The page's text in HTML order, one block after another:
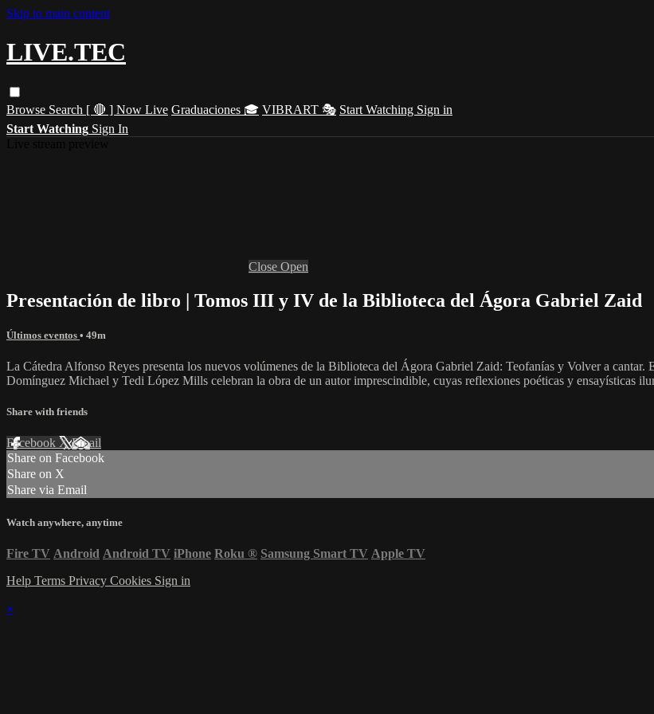
Skip to main content
LIVE.TEC
Browse Search [ 🔴 ] Now Live Graduaciones 🎓 VIBRART 🎭 Start Watching Sign in
Start Watching Sign In
Close Open
Presentación de libro | Tomos III y IV de la Biblioteca del Ágora Gabriel Zaid
Últimos eventos • 49m
La Cátedra Alfonso Reyes presenta los nuevos volúmenes de la Biblioteca del Ágora Gabriel Zaid: Teofanías y Volver a cantar.
Domínguez Michael y Tedi López Mills celebran la obra de un autor imprescindible, cuyas reflexiones poéticas y ensayísticas
Share with friends
Facebook XEmail
Share on Facebook
Share on X
Share via Email
Watch anywhere, anytime
Fire TV Android Android TV iPhone Roku ® Samsung Smart TV Apple TV
Help Terms Privacy Cookies Sign in
×